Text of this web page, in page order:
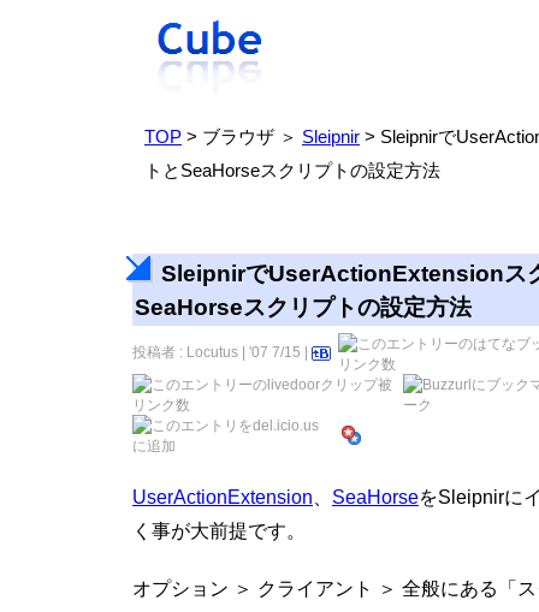
TOP > ブラウザ ＞ Sleipnir > Sleipnirで
トとSeaHorseスクリプトの設定方法
SleipnirでUserActionExtensionス
SeaHorseスクリプトの設定方法
投稿者 : Locutus | '07 7/15 |
UserActionExtension SeaHorseをSleipnirに
く事が大前提です。
オプション ＞ クライアント ＞ 全般にある「